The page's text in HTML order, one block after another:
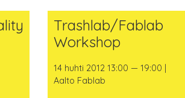
Trashlab/Fablab
Workshop
14 huhti 2012 13:00 — 19:00 |
Aalto Fablab